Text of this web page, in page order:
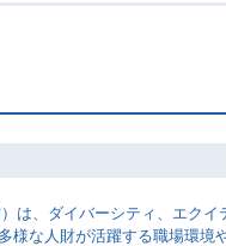
は、ダイバーシティ、エクイ
様な人財が活躍する職場環境